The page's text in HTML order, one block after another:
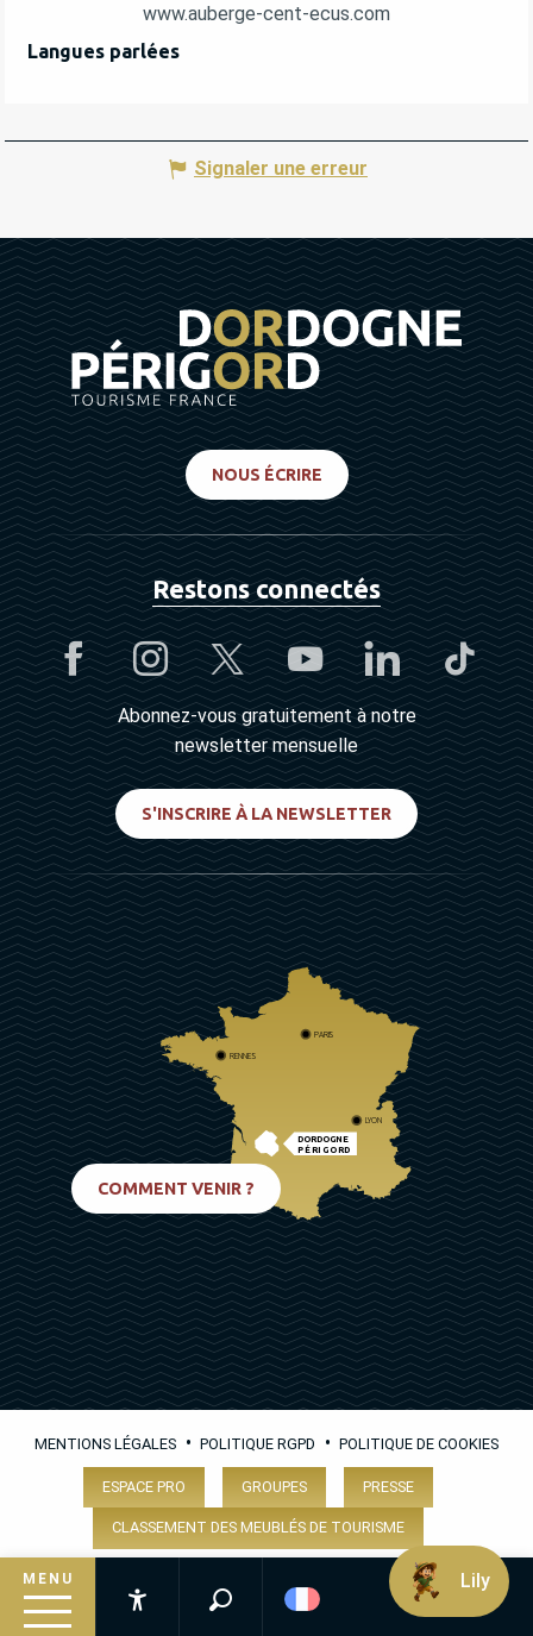
MENU
Recherche
www.auberge-cent-ecus.com
Langues parlées
Langues parlées
Signaler une erreur
NOUS ÉCRIRE
Restons connectés
Abonnez-vous gratuitement à notre
newsletter mensuelle
S'INSCRIRE À LA NEWSLETTER
DORDOGNE
PÉRIGORD
PARIS
RENNES
LYON
COMMENT VENIR ?
MENTIONS LÉGALES • POLITIQUE RGPD • POLITIQUE DE COOKIES
ESPACE PRO GROUPES PRESSE
CLASSEMENT DES MEUBLÉS DE TOURISME
Lily